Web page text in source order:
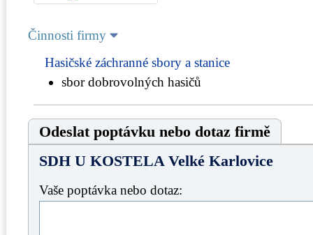
Činnosti firmy
Hasičské záchranné sbory a stanice
sbor dobrovolných hasičů
Odeslat poptávku nebo dotaz firmě
SDH U KOSTELA Velké Karlovice
Vaše poptávka nebo dotaz: